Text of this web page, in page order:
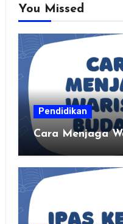
You Missed
Pendidikan
Cara Menjaga